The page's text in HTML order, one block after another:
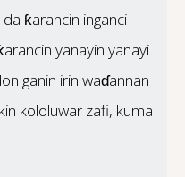
ƙarancin inganci
yanayin yanayi.
ganin irin waɗannan
kololuwar zafi, kuma